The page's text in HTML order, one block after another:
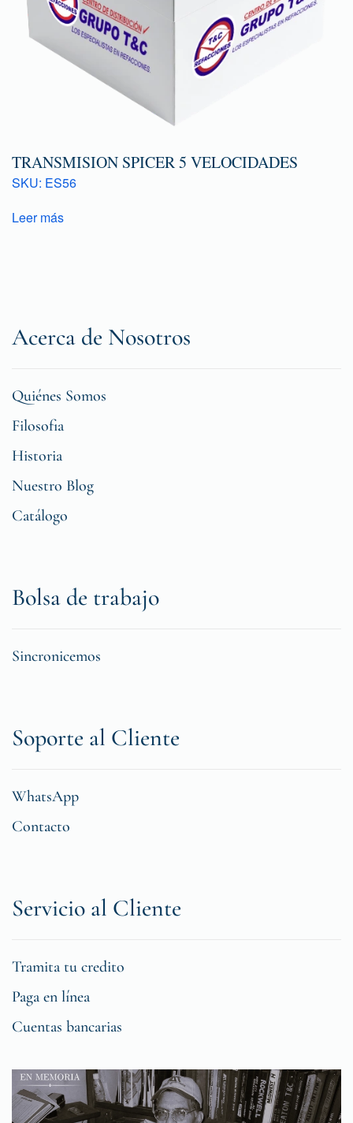
TRANSMISION SPICER 5 VELOCIDADES
SKU: ES56
Leer más
Acerca de Nosotros
Quiénes Somos
Filosofia
Historia
Nuestro Blog
Catálogo
Bolsa de trabajo
Sincronicemos
Soporte al Cliente
WhatsApp
Contacto
Servicio al Cliente
Tramita tu credito
Paga en línea
Cuentas bancarias